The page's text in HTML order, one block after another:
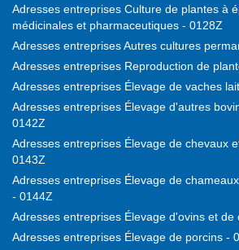
Adresses entreprises Culture de plantes à
médicinales et pharmaceutiques - 0128Z
Adresses entreprises Autres cultures
Adresses entreprises Reproduction de
Adresses entreprises Élevage de vaches
Adresses entreprises Élevage d'autres
0142Z
Adresses entreprises Élevage de chevaux
0143Z
Adresses entreprises Élevage de
- 0144Z
Adresses entreprises Élevage d'ovins et de
Adresses entreprises Élevage de porcins -